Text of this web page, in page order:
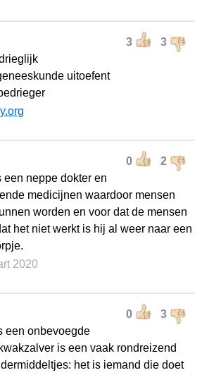
3 3
uitoefent
0 2
neppe dokter en
medicijnen waardoor mensen
worden en voor dat de mensen
het niet werkt is hij al weer naar een
2020
0 3
een onbevoegde
is een vaak rondreizend
het is iemand die doet